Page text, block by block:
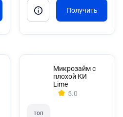
Микрозайм с
плохой КИ
Lime
5.0
топ